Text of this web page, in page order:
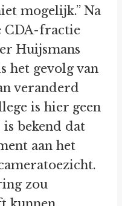
mogelijk.” Na
CDA-fractie
Huijsmans
het gevolg van
veranderd
is hier geen
bekend dat
aan het
zou